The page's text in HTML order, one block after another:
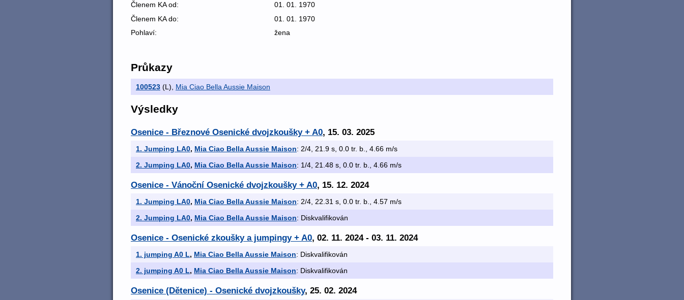
Členem KA od:
01. 01. 1970
Členem KA do:
01. 01. 1970
Pohlaví:
žena
Průkazy
100523 (L), Mia Ciao Bella Aussie Maison
Výsledky
Osenice - Březnové Osenické dvojzkoušky + A0, 15. 03. 2025
1. Jumping LA0, Mia Ciao Bella Aussie Maison: 2/4, 21.9 s, 0.0 tr. b., 4.66 m/s
2. Jumping LA0, Mia Ciao Bella Aussie Maison: 1/4, 21.48 s, 0.0 tr. b., 4.66 m/s
Osenice - Vánoční Osenické dvojzkoušky + A0, 15. 12. 2024
1. Jumping LA0, Mia Ciao Bella Aussie Maison: 2/4, 22.31 s, 0.0 tr. b., 4.57 m/s
2. Jumping LA0, Mia Ciao Bella Aussie Maison: Diskvalifikován
Osenice - Osenické zkoušky a jumpingy + A0, 02. 11. 2024 - 03. 11. 2024
1. jumping A0 L, Mia Ciao Bella Aussie Maison: Diskvalifikován
2. jumping A0 L, Mia Ciao Bella Aussie Maison: Diskvalifikován
Osenice (Dětenice) - Osenické dvojzkoušky, 25. 02. 2024